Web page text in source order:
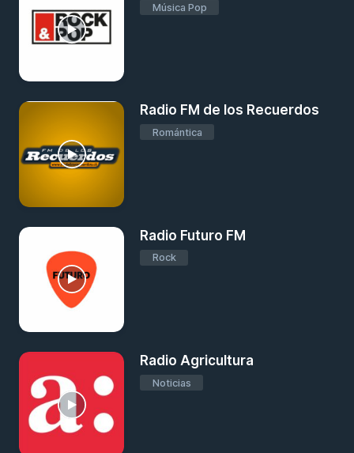
Música Pop
Radio FM de los Recuerdos
Romántica
Radio Futuro FM
Rock
Radio Agricultura
Noticias